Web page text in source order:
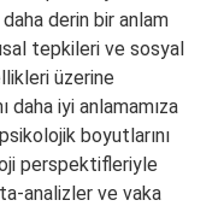
derin bir anlam
tepkileri ve sosyal
üzerine
daha iyi anlamamıza
boyutlarını
perspektifleriyle
analizler ve vaka